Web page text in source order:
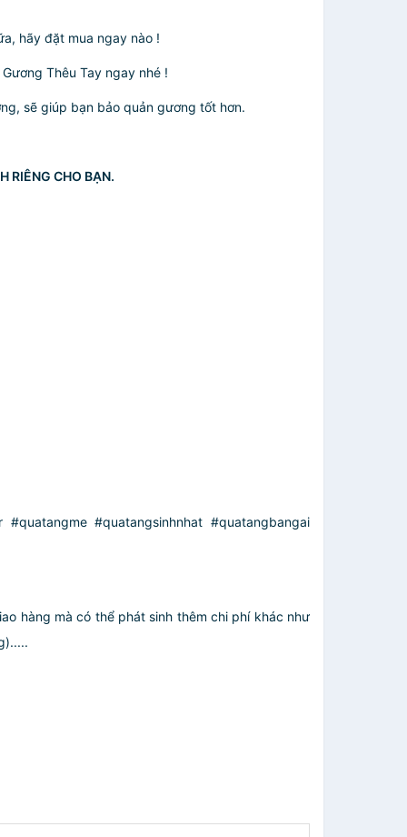
hãy đặt mua ngay nào !
Thêu Tay ngay nhé !
sẽ giúp bạn bảo quản gương tốt hơn.
RIÊNG CHO BẠN.
#quatangsinhnhat #quatangbangai
hàng mà có thể phát sinh thêm chi phí khác như